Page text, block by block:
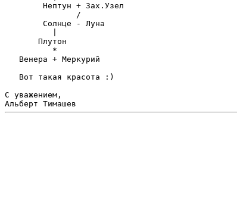
        Нептун + Зах.Узел
               /
        Солнце - Луна
       Плутон
          *
   Венера + Меркурий
   Вот такая красота :)
С уважением,